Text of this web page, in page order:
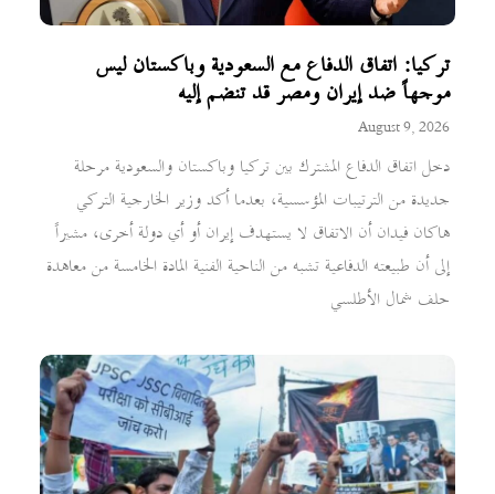
تركيا: اتفاق الدفاع مع السعودية وباكستان ليس
موجهاً ضد إيران ومصر قد تنضم إليه
August 9, 2026
دخل اتفاق الدفاع المشترك بين تركيا وباكستان والسعودية مرحلة
جديدة من الترتيبات المؤسسية، بعدما أكد وزير الخارجية التركي
هاكان فيدان أن الاتفاق لا يستهدف إيران أو أي دولة أخرى، مشيراً
إلى أن طبيعته الدفاعية تشبه من الناحية الفنية المادة الخامسة من معاهدة
حلف شمال الأطلسي